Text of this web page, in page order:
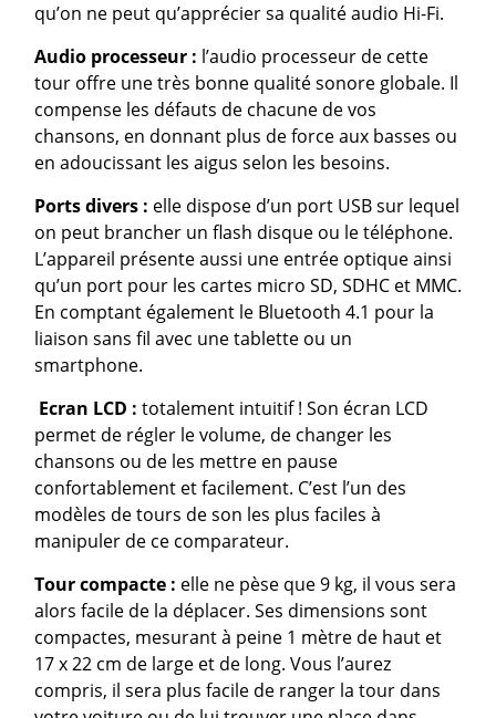
qu’on ne peut qu’apprécier sa qualité audio Hi-Fi.
Audio processeur : l’audio processeur de cette
tour offre une très bonne qualité sonore globale. Il
compense les défauts de chacune de vos
chansons, en donnant plus de force aux basses ou
en adoucissant les aigus selon les besoins.
Ports divers : elle dispose d’un port USB sur lequel
on peut brancher un flash disque ou le téléphone.
L’appareil présente aussi une entrée optique ainsi
qu’un port pour les cartes micro SD, SDHC et MMC.
En comptant également le Bluetooth 4.1 pour la
liaison sans fil avec une tablette ou un
smartphone.
Ecran LCD : totalement intuitif ! Son écran LCD
permet de régler le volume, de changer les
chansons ou de les mettre en pause
confortablement et facilement. C’est l’un des
modèles de tours de son les plus faciles à
manipuler de ce comparateur.
Tour compacte : elle ne pèse que 9 kg, il vous sera
alors facile de la déplacer. Ses dimensions sont
compactes, mesurant à peine 1 mètre de haut et
17 x 22 cm de large et de long. Vous l’aurez
compris, il sera plus facile de ranger la tour dans